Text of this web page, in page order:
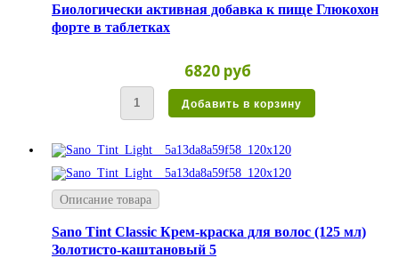
Биологически активная добавка к пище Глюкохон
форте в таблетках
6820 руб
Описание товара
Sano Tint Classic Крем-краска для волос (125 мл)
Золотисто-каштановый 5